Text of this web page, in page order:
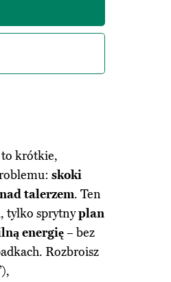
to krótkie,
skoki
talerzem. Ten
tylko sprytnyplan
energię– bez
Rozbroisz